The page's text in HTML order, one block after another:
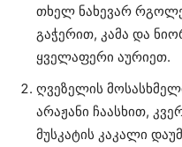
თხელ ნახევარ
გაჭერით, კამა და
ყველაფერი აურიეთ.
ღვეზელის
არაჟანი ჩაასხით,
მუსკატის კაკალი